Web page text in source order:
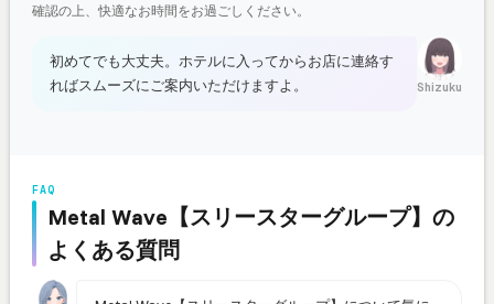
確認の上、快適なお時間をお過ごしください。
Shizuku
初めてでも大丈夫。ホテルに入ってからお店に連絡す
ればスムーズにご案内いただけますよ。
FAQ
Metal Wave【スリースターグループ】の
よくある質問